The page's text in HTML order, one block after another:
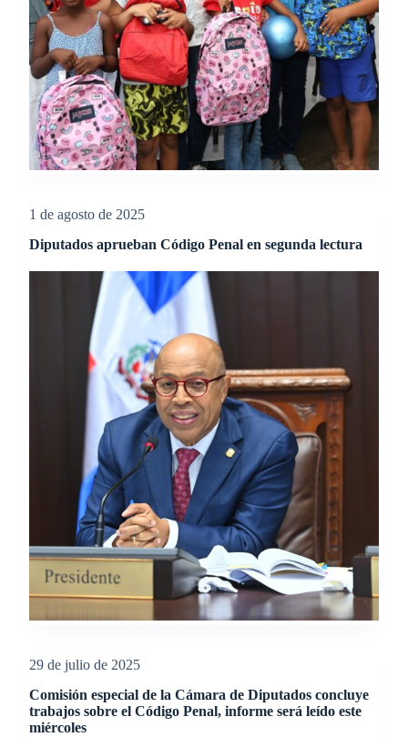
1 de agosto de 2025
Diputados aprueban Código Penal en segunda lectura
29 de julio de 2025
Comisión especial de la Cámara de Diputados concluye
trabajos sobre el Código Penal, informe será leído este
miércoles